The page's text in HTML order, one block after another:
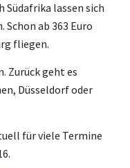
Südafrika lassen sich
ab 363 Euro
fliegen.
Zurück geht es
Düsseldorf oder
für viele Termine